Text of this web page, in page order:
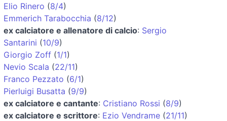
Elio Rinero (8/4)
Emmerich Tarabocchia (8/12)
ex calciatore e allenatore di calcio: Sergio
Santarini (10/9)
Giorgio Zoff (1/1)
Nevio Scala (22/11)
Franco Pezzato (6/1)
Pierluigi Busatta (9/9)
ex calciatore e cantante: Cristiano Rossi (8/9)
ex calciatore e scrittore: Ezio Vendrame (21/11)